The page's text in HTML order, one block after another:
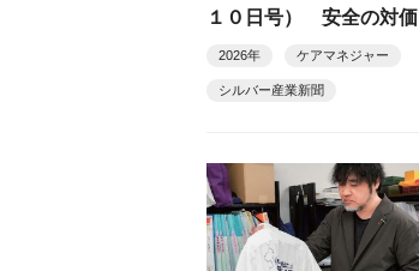
１０日号） 安全の対価
2026年 ケアマネジャー
シルバー産業新聞